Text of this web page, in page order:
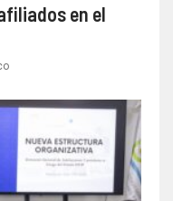
en el